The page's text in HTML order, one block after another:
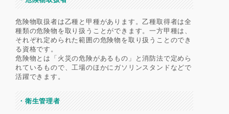
危険物取扱者は乙種と甲種があります。乙種取得者は全
種類の危険物を取り扱うことができます。一方甲種は、
それぞれ定められた範囲の危険物を取り扱うことのでき
る資格です。
危険物とは「火災の危険があるもの」と消防法で定めら
れているもので、工場のほかにガソリンスタンドなどで
活躍できます。
・衛生管理者